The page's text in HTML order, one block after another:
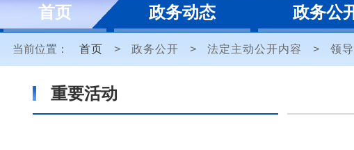
首页 政务动态 政务公
当前位置： 首页 > 政务公开 > 法定主动公开内容 > 领
重要活动